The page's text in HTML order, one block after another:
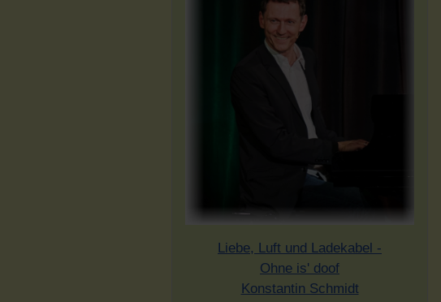
Liebe, Luft und Ladekabel -
Ohne is' doof
Konstantin Schmidt